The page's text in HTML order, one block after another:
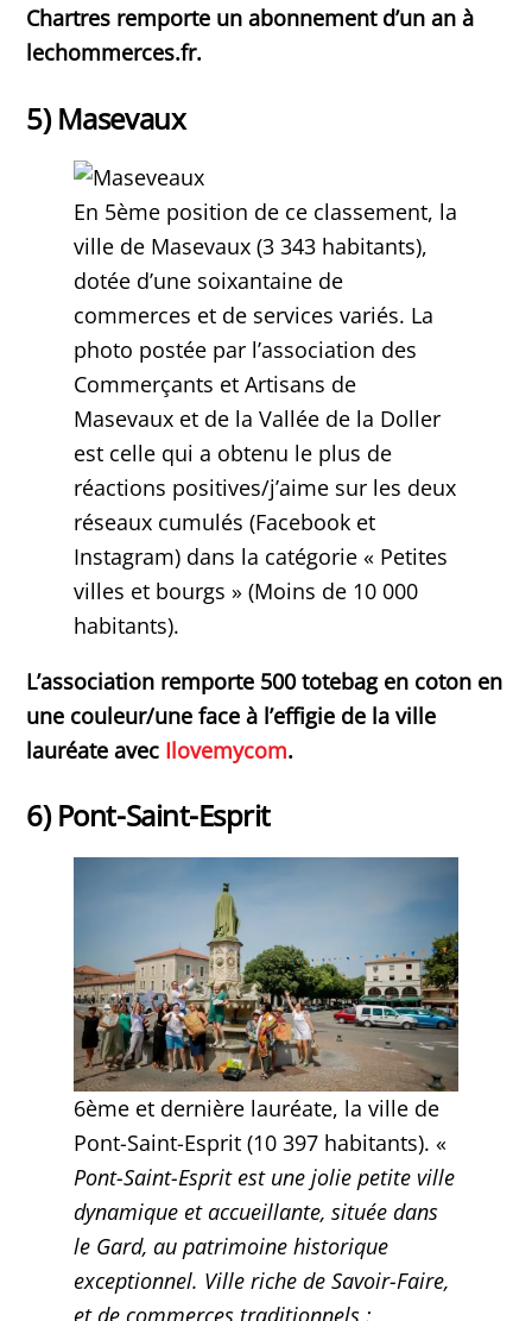
Chartres remporte un abonnement d’un an à
lechommerces.fr.
5) Masevaux
En 5ème position de ce classement, la
ville de Masevaux (3 343 habitants),
dotée d’une soixantaine de
commerces et de services variés. La
photo postée par l’association des
Commerçants et Artisans de
Masevaux et de la Vallée de la Doller
est celle qui a obtenu le plus de
réactions positives/j’aime sur les deux
réseaux cumulés (Facebook et
Instagram) dans la catégorie « Petites
villes et bourgs » (Moins de 10 000
habitants).
L’association remporte 500 totebag en coton en
une couleur/une face à l’effigie de la ville
lauréate avec Ilovemycom.
6) Pont-Saint-Esprit
6ème et dernière lauréate, la ville de
Pont-Saint-Esprit (10 397 habitants). «
Pont-Saint-Esprit est une jolie petite ville
dynamique et accueillante, située dans
le Gard, au patrimoine historique
exceptionnel. Ville riche de Savoir-Faire,
et de commerces traditionnels :